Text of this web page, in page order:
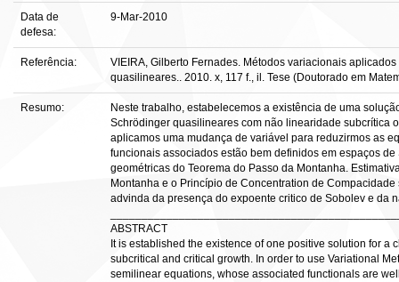
Data de
defesa:
9-Mar-2010
Referência:
VIEIRA, Gilberto Fernades. Métodos variacionais
quasilineares.. 2010. x, 117 f., il. Tese (Doutorado em
Resumo:
Neste trabalho, estabelecemos a existência de uma
Schrödinger quasilineares com não linearidade subcrítica
aplicamos uma mudança de variável para reduzirmos as
funcionais associados estão bem definidos em espaços
geométricas do Teorema do Passo da Montanha.
Montanha e o Princípio de Concentration de
advinda da presença do expoente critico de Sobolev e da
ABSTRACT
It is established the existence of one positive solution for
subcritical and critical growth. In order to use Variational
semilinear equations, whose associated functionals are